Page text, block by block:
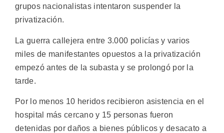
grupos nacionalistas intentaron suspender la
privatización.
La guerra callejera entre 3.000 policías y varios
miles de manifestantes opuestos a la privatización
empezó antes de la subasta y se prolongó por la
tarde.
Por lo menos 10 heridos recibieron asistencia en el
hospital más cercano y 15 personas fueron
detenidas por daños a bienes públicos y desacato a